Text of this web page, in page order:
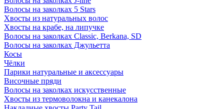
Волосы на заколках 5 Stars
Хвосты из натуральных волос
Хвосты на крабе, на липучке
Волосы на заколках Classic, Berkana, SD
Волосы на заколках Джульетта
Косы
Чёлки
Парики натуральные и аксессуары
Височные пряди
Волосы на заколках искусственные
Хвосты из термоволокна и канекалона